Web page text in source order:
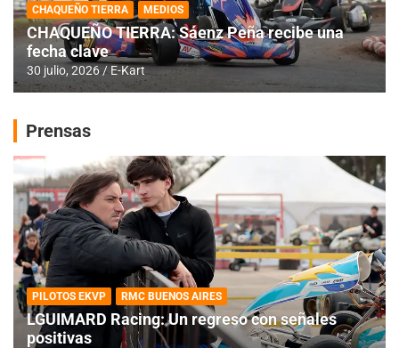
CHAQUEÑO TIERRA MEDIOS
CHAQUEÑO TIERRA: Sáenz Peña recibe una
fecha clave
30 julio, 2026 E-Kart
Prensas
PILOTOS EKVP RMC BUENOS AIRES
LGUIMARD Racing: Un regreso con señales
positivas